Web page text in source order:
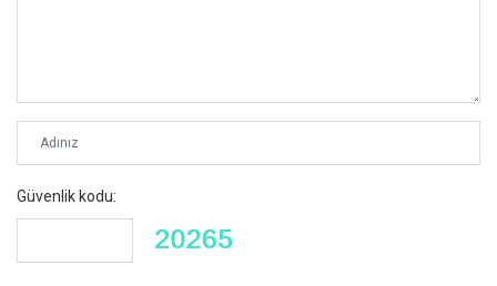
Güvenlik kodu: